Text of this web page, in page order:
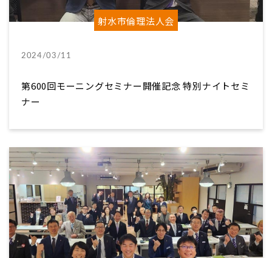
射水市倫理法人会
2024/03/11
第600回モーニングセミナー開催記念 特別ナイトセミ
ナー